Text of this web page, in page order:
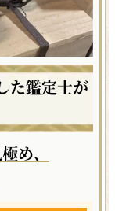
た鑑定士が
め、